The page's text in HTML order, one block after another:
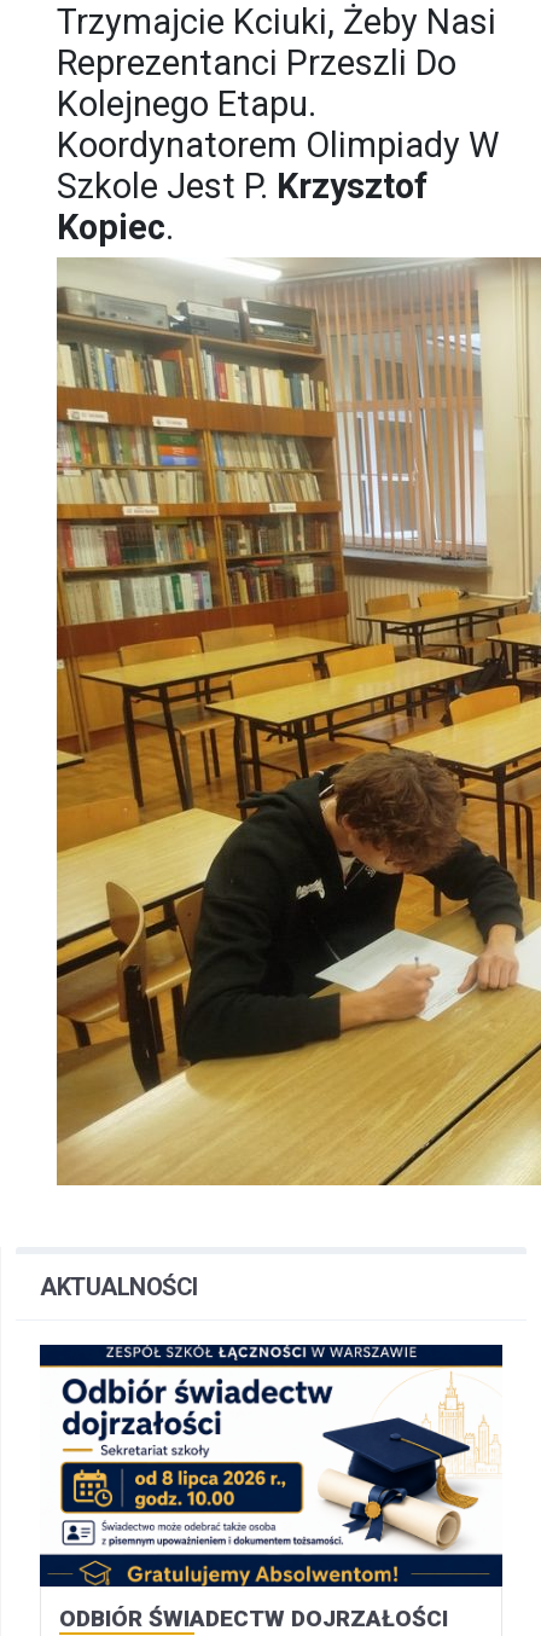
Trzymajcie Kciuki, Żeby Nasi
Reprezentanci Przeszli Do
Kolejnego Etapu.
Koordynatorem Olimpiady W
Szkole Jest P. Krzysztof
Kopiec.
AKTUALNOŚCI
ODBIÓR ŚWIADECTW DOJRZAŁOŚCI